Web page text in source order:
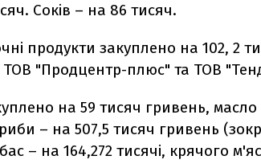
Соків – на 86 тисяч.
продукти закуплено на 102, 2
ТОВ "Продцентр-плюс" та ТОВ
на 59 тисяч гривень,
– на 507,5 тисяч гривень
– на 164,272 тисячі, крячого